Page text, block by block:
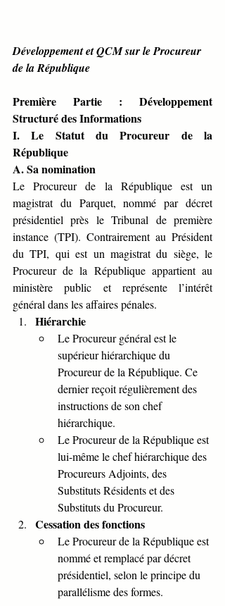
Développement et QCM sur le Procureur
de la République
Première Partie : Développement
Structuré des Informations
I. Le Statut du Procureur de la
République
A. Sa nomination
Le Procureur de la République est un
magistrat du Parquet, nommé par décret
présidentiel près le Tribunal de première
instance (TPI). Contrairement au Président
du TPI, qui est un magistrat du siège, le
Procureur de la République appartient au
ministère public et représente l’intérêt
général dans les affaires pénales.
Hiérarchie
Le Procureur général est le
supérieur hiérarchique du
Procureur de la République. Ce
dernier reçoit régulièrement des
instructions de son chef
hiérarchique.
Le Procureur de la République est
lui-même le chef hiérarchique des
Procureurs Adjoints, des
Substituts Résidents et des
Substituts du Procureur.
Cessation des fonctions
Le Procureur de la République est
nommé et remplacé par décret
présidentiel, selon le principe du
parallélisme des formes.